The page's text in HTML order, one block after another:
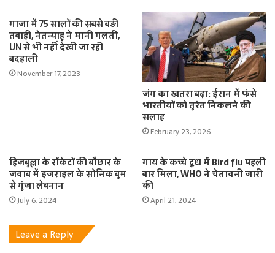
गाजा में 75 सालों की सबसे बड़ी
तबाही, नेतन्याहू ने मानी गलती,
UN से भी नहीं देखी जा रही
बदहाली
November 17, 2023
जंग का खतरा बढ़ा: ईरान में फंसे
भारतीयों को तुरंत निकलने की
सलाह
February 23, 2026
हिजबुल्ला के रॉकेटों की बौछार के
जवाब में इजराइल के सोनिक बूम
से गूंजा लेबनान
July 6, 2024
गाय के कच्चे दूध में Bird flu पहली
बार मिला, WHO ने चेतावनी जारी
की
April 21, 2024
Leave a Reply